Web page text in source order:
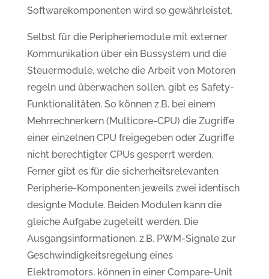
Softwarekomponenten wird so gewährleistet.
Selbst für die Peripheriemodule mit externer
Kommunikation über ein Bussystem und die
Steuermodule, welche die Arbeit von Motoren
regeln und überwachen sollen, gibt es Safety-
Funktionalitäten. So können z.B. bei einem
Mehrrechnerkern (Multicore-CPU) die Zugriffe
einer einzelnen CPU freigegeben oder Zugriffe
nicht berechtigter CPUs gesperrt werden.
Ferner gibt es für die sicherheitsrelevanten
Peripherie-Komponenten jeweils zwei identisch
designte Module. Beiden Modulen kann die
gleiche Aufgabe zugeteilt werden. Die
Ausgangsinformationen, z.B. PWM-Signale zur
Geschwindigkeitsregelung eines
Elektromotors, können in einer Compare-Unit